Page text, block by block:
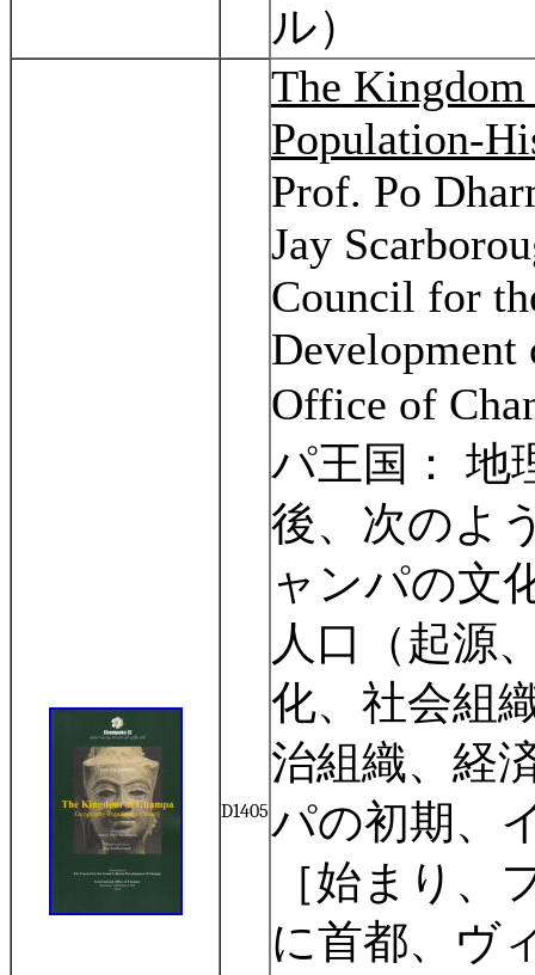
ル）
D1405
The
Population-
Prof. Po
Jay
Council for
Development
Office of
パ王国：
地
後、次のよ
ャンパの文
人口（起源
化、社会組
治組織、経
パの初期、
［始まり、
に首都、ヴ